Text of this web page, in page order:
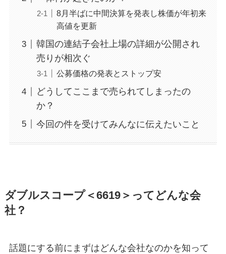
8月半ばに中間決算を発表し株価が年初来
高値を更新
韓国の連結子会社上場の詳細が公開され
売りが相次ぐ
公募価格の発表とストップ安
どうしてここまで売られてしまったの
か？
今回の件を受けてみんなに伝えたいこと
ダブルスコープ＜6619＞ってどんな会
社？
話題にする前にまずはどんな会社なのかを知って